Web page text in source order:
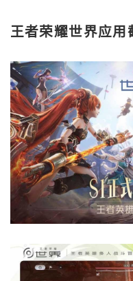
王者荣耀世界应用